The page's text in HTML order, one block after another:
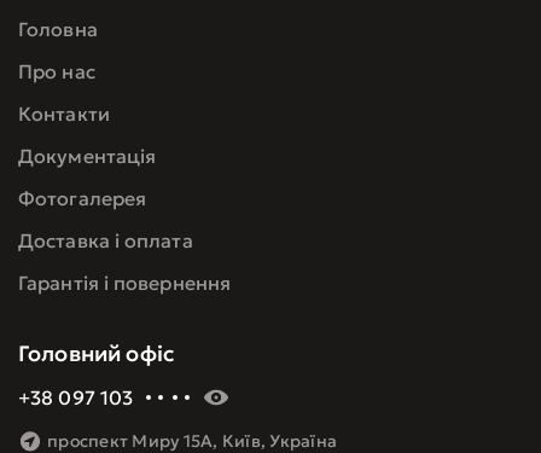
Головна
Про нас
Контакти
Документація
Фотогалерея
Доставка і оплата
Гарантія і повернення
Головний офіс
+38 097 103 60 09
проспект Миру 15А, Київ, Україна